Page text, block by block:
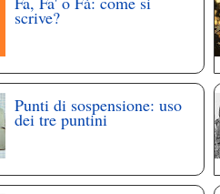
scrive?
Punti di sospensione: uso
dei tre puntini